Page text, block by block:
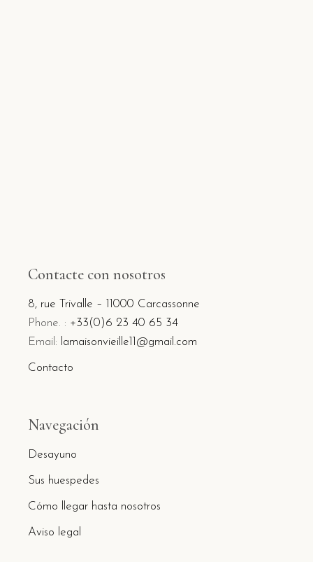
Contacte con nosotros
8, rue Trivalle – 11000 Carcassonne
Phone. : +33(0)6 23 40 65 34
Email: lamaisonvieille11@gmail.com
Contacto
Navegación
Desayuno
Sus huespedes
Cómo llegar hasta nosotros
Aviso legal